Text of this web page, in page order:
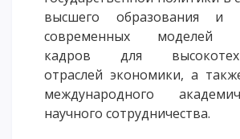
высшего образования и
современных моделей
кадров для
отраслей экономики, а
международного
научного сотрудничества.